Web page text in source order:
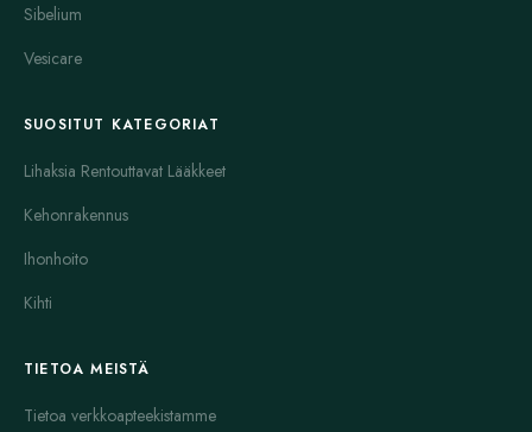
Sibelium
Vesicare
SUOSITUT KATEGORIAT
Lihaksia Rentouttavat Lääkkeet
Kehonrakennus
Ihonhoito
Kihti
TIETOA MEISTÄ
Tietoa verkkoapteekistamme